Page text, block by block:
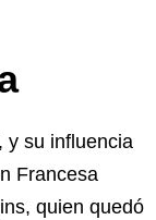
y su influencia
Francesa
quien quedó